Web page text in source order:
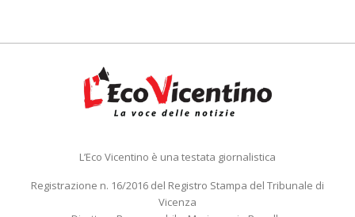
L’Eco Vicentino è una testata giornalistica
Registrazione n. 16/2016 del Registro Stampa del Tribunale di
Vicenza